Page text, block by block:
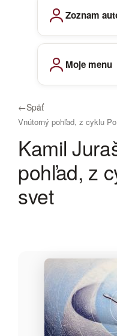
Zoznam
Moje menu
←Späť
Vnútorný pohľad, z cyklu
Kamil
pohľad, z
svet